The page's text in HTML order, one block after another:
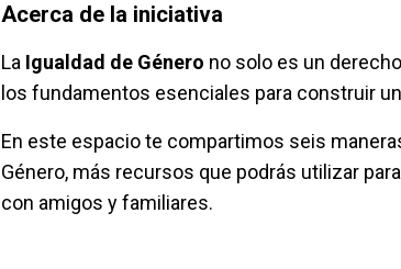
Acerca de la iniciativa
La Igualdad de Género no solo es un
los fundamentos esenciales para construir
En este espacio te compartimos seis
Género, más recursos que podrás utilizar
con amigos y familiares.